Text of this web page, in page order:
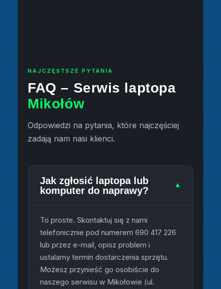
NAJCZĘSTSZE PYTANIA
FAQ – Serwis laptopa
Mikołów
Odpowiedzi na pytania, które najczęściej
zadają nam nasi klienci.
Jak zgłosić laptopa lub
komputer do naprawy?
▼
To proste. Skontaktuj się z nami
telefonicznie pod numerem 690 417 226
lub przez e-mail, opisz problem i
ustalamy termin dostarczenia sprzętu.
Możesz przynieść go osobiście do
naszego serwisu w Mikołowie (ul.